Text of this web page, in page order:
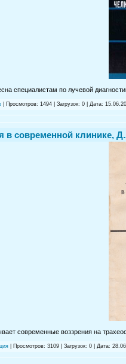
специалистам по лучевой
| Просмотров: 1494 | Загрузок: 0 | Дата:
в современной клинике,
современные воззрения на
| Просмотров: 3109 | Загрузок: 0 | Дата: